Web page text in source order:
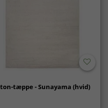
bidrager til et stilfuldt og
tæppe - Sunayama (hvid)